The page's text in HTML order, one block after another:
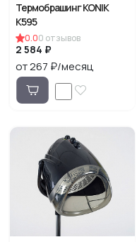
Термобрашинг KONIK
K595
0.00 отзывов
2 584 ₽
от 267 ₽/месяц